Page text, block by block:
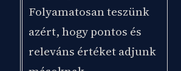
Folyamatosan teszünk
azért, hogy pontos és
releváns értéket adjunk